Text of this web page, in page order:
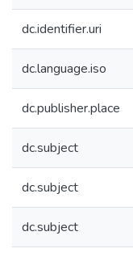
dc.identifier.uri
dc.language.iso
dc.publisher.place
dc.subject
dc.subject
dc.subject